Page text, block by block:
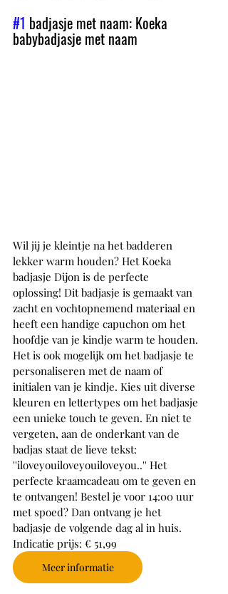
#1 badjasje met naam: Koeka
babybadjasje met naam
Wil jij je kleintje na het badderen
lekker warm houden? Het Koeka
badjasje Dijon is de perfecte
oplossing! Dit badjasje is gemaakt van
zacht en vochtopnemend materiaal en
heeft een handige capuchon om het
hoofdje van je kindje warm te houden.
Het is ook mogelijk om het badjasje te
personaliseren met de naam of
initialen van je kindje. Kies uit diverse
kleuren en lettertypes om het badjasje
een unieke touch te geven. En niet te
vergeten, aan de onderkant van de
badjas staat de lieve tekst:
''iloveyouiloveyouiloveyou..'' Het
perfecte kraamcadeau om te geven en
te ontvangen! Bestel je voor 14:00 uur
met spoed? Dan ontvang je het
badjasje de volgende dag al in huis.
Indicatie prijs: € 51,99
Meer informatie